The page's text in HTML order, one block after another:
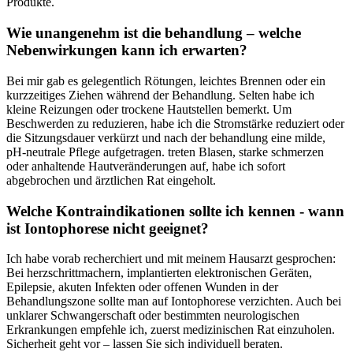
Wie‍ unangenehm ⁣ist die behandlung‍ – welche
Nebenwirkungen‌ kann ich erwarten?
Bei mir gab es gelegentlich Rötungen, ‍leichtes Brennen oder ⁤ein
kurzzeitiges Ziehen während der Behandlung. Selten​ habe ich
kleine Reizungen oder trockene‌ Hautstellen bemerkt. Um
⁣Beschwerden zu⁤ reduzieren, habe ich ‌die Stromstärke ‌reduziert oder
die⁣ Sitzungsdauer verkürzt und ⁣nach der behandlung eine milde,⁢
pH-neutrale Pflege aufgetragen. treten Blasen, starke schmerzen
⁢oder ‍anhaltende Hautveränderungen auf, habe ich sofort
abgebrochen und ärztlichen Rat eingeholt.
Welche Kontraindikationen sollte ich kennen ‌- wann⁢
ist Iontophorese nicht geeignet?
Ich​ habe vorab recherchiert und mit ⁢meinem‍ Hausarzt gesprochen:
Bei herzschrittmachern, implantierten elektronischen Geräten,
‌Epilepsie, akuten Infekten ​oder ‌offenen Wunden in ‌der
Behandlungszone sollte man auf Iontophorese verzichten. Auch bei‍
unklarer​ Schwangerschaft oder bestimmten neurologischen
Erkrankungen ⁤empfehle ich, zuerst medizinischen Rat​ einzuholen.
Sicherheit geht vor – lassen Sie sich individuell beraten.